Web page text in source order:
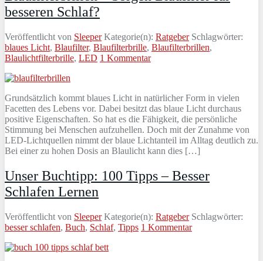
besseren Schlaf?
Veröffentlicht von Sleeper Kategorie(n): RatgeberSchlagwörter:
blaues Licht, Blaufilter, Blaufilterbrille, Blaufilterbrillen,
Blaulichtfilterbrille, LED 1 Kommentar
Grundsätzlich kommt blaues Licht in natürlicher Form in vielen
Facetten des Lebens vor. Dabei besitzt das blaue Licht durchaus
positive Eigenschaften. So hat es die Fähigkeit, die persönliche
Stimmung bei Menschen aufzuhellen. Doch mit der Zunahme von
LED-Lichtquellen nimmt der blaue Lichtanteil im Alltag deutlich zu.
Bei einer zu hohen Dosis an Blaulicht kann dies […]
Unser Buchtipp: 100 Tipps – Besser
Schlafen Lernen
Veröffentlicht von Sleeper Kategorie(n): RatgeberSchlagwörter:
besser schlafen, Buch, Schlaf, Tipps 1 Kommentar